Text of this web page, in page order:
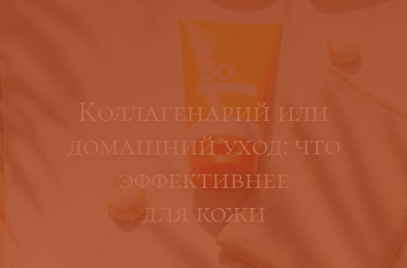
Коллагенарий или
домашний уход: что
эффективнее
для кожи